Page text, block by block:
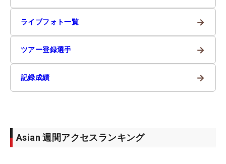
ライブフォト一覧 →
ツアー登録選手 →
記録成績 →
Asian 週間アクセスランキング